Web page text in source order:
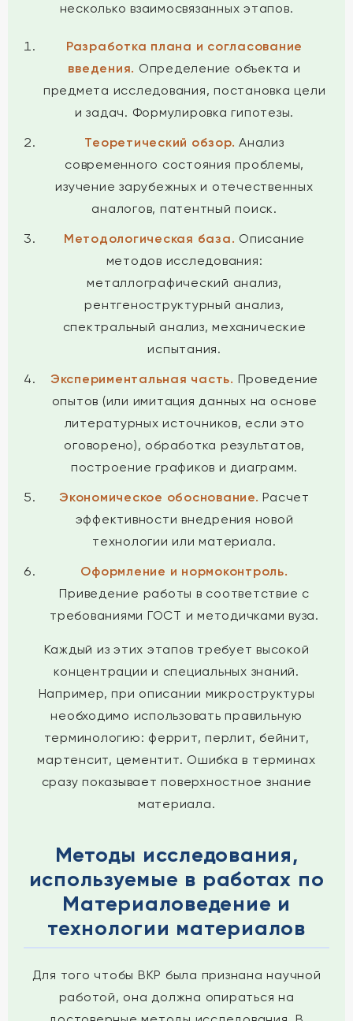
несколько взаимосвязанных этапов.
Разработка плана и согласование
введения. Определение объекта и
предмета исследования, постановка цели
и задач. Формулировка гипотезы.
Теоретический обзор. Анализ
современного состояния проблемы,
изучение зарубежных и отечественных
аналогов, патентный поиск.
Методологическая база. Описание
методов исследования:
металлографический анализ,
рентгеноструктурный анализ,
спектральный анализ, механические
испытания.
Экспериментальная часть. Проведение
опытов (или имитация данных на основе
литературных источников, если это
оговорено), обработка результатов,
построение графиков и диаграмм.
Экономическое обоснование. Расчет
эффективности внедрения новой
технологии или материала.
Оформление и нормоконтроль.
Приведение работы в соответствие с
требованиями ГОСТ и методичками вуза.
Каждый из этих этапов требует высокой
концентрации и специальных знаний.
Например, при описании микроструктуры
необходимо использовать правильную
терминологию: феррит, перлит, бейнит,
мартенсит, цементит. Ошибка в терминах
сразу показывает поверхностное знание
материала.
Методы исследования,
используемые в работах по
Материаловедение и
технологии материалов
Для того чтобы ВКР была признана научной
работой, она должна опираться на